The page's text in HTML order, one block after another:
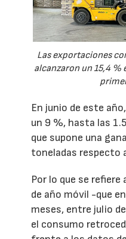
Las exportaciones
alcanzaron un 15,4 %
En junio de este
un 9 %, hasta las
que supone una
toneladas respecto
Por lo que se
de año móvil -que
meses, entre julio
el consumo